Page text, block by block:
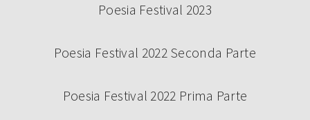
Poesia Festival 2023
Poesia Festival 2022 Seconda Parte
Poesia Festival 2022 Prima Parte